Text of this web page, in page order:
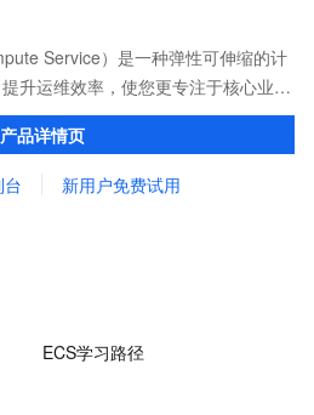
Service）是一种弹性可伸缩的计
升运维效率，使您更专注于核心业务
产品详情页
台 新用户免费试用
ECS学习路径